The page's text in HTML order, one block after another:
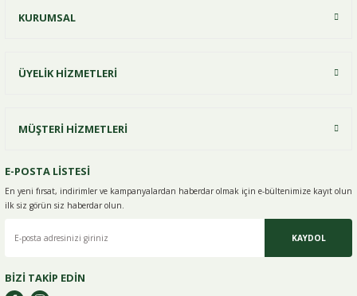
KURUMSAL
ÜYELİK HİZMETLERİ
MÜŞTERİ HİZMETLERİ
E-POSTA LİSTESİ
En yeni fırsat, indirimler ve kampanyalardan haberdar olmak için e-bültenimize kayıt olun
ilk siz görün siz haberdar olun.
KAYDOL
BİZİ TAKİP EDİN